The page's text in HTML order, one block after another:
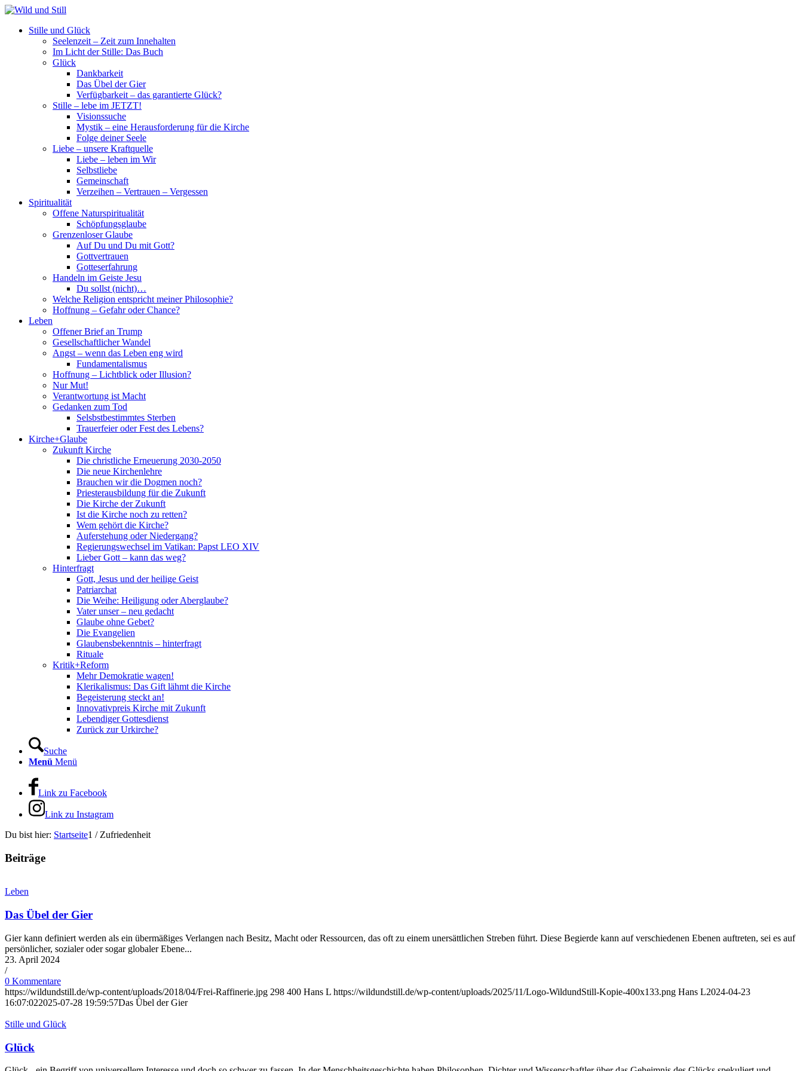
Stille und Glück
Seelenzeit – Zeit zum Innehalten
Im Licht der Stille: Das Buch
Glück
Dankbarkeit
Das Übel der Gier
Verfügbarkeit – das garantierte Glück?
Stille – lebe im JETZT!
Visionssuche
Mystik – eine Herausforderung für die Kirche
Folge deiner Seele
Liebe – unsere Kraftquelle
Liebe – leben im Wir
Selbstliebe
Gemeinschaft
Verzeihen – Vertrauen – Vergessen
Spiritualität
Offene Naturspiritualität
Schöpfungsglaube
Grenzenloser Glaube
Auf Du und Du mit Gott?
Gottvertrauen
Gotteserfahrung
Handeln im Geiste Jesu
Du sollst (nicht)…
Welche Religion entspricht meiner Philosophie?
Hoffnung – Gefahr oder Chance?
Leben
Offener Brief an Trump
Gesellschaftlicher Wandel
Angst – wenn das Leben eng wird
Fundamentalismus
Hoffnung – Lichtblick oder Illusion?
Nur Mut!
Verantwortung ist Macht
Gedanken zum Tod
Selsbstbestimmtes Sterben
Trauerfeier oder Fest des Lebens?
Kirche+Glaube
Zukunft Kirche
Die christliche Erneuerung 2030-2050
Die neue Kirchenlehre
Brauchen wir die Dogmen noch?
Priesterausbildung für die Zukunft
Die Kirche der Zukunft
Ist die Kirche noch zu retten?
Wem gehört die Kirche?
Auferstehung oder Niedergang?
Regierungswechsel im Vatikan: Papst LEO XIV
Lieber Gott – kann das weg?
Hinterfragt
Gott, Jesus und der heilige Geist
Patriarchat
Die Weihe: Heiligung oder Aberglaube?
Vater unser – neu gedacht
Glaube ohne Gebet?
Die Evangelien
Glaubensbekenntnis – hinterfragt
Rituale
Kritik+Reform
Mehr Demokratie wagen!
Klerikalismus: Das Gift lähmt die Kirche
Begeisterung steckt an!
Innovativpreis Kirche mit Zukunft
Lebendiger Gottesdienst
Zurück zur Urkirche?
Suche
Menü Menü
Link zu Facebook
Link zu Instagram
Du bist hier: Startseite1 / Zufriedenheit
Beiträge
Leben
Das Übel der Gier
Gier kann definiert werden als ein übermäßiges Verlangen nach Besitz, Macht oder Ressourcen, das oft zu einem unersättlichen Streben führt. Diese Begierde kann auf verschiedenen Ebenen auftreten, sei es auf
persönlicher, sozialer oder sogar globaler Ebene...
23. April 2024
/
0 Kommentare
https://wildundstill.de/wp-content/uploads/2018/04/Frei-Raffinerie.jpg 298 400 Hans L https://wildundstill.de/wp-content/uploads/2025/11/Logo-WildundStill-Kopie-400x133.png Hans L2024-04-23
16:07:022025-07-28 19:59:57Das Übel der Gier
Stille und Glück
Glück